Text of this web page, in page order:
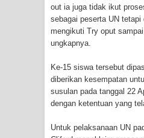
Hamadi
Gempa M3,3
Mama-Mama
out ia juga tidak ikut
sebagai peserta UN
mengikuti Try oput sampai
ungkapnya.
Ke-15 siswa tersebut
diberikan kesempatan
susulan pada tanggal 22
dengan ketentuan yang
Untuk pelaksanaan UN